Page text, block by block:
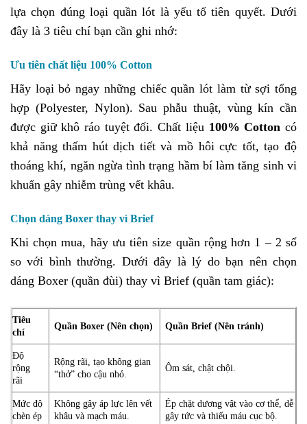
lựa chọn đúng loại quần lót là yếu tố tiên quyết. Dưới
đây là 3 tiêu chí bạn cần ghi nhớ:
Ưu tiên chất liệu 100% Cotton
Hãy loại bỏ ngay những chiếc quần lót làm từ sợi tổng
hợp (Polyester, Nylon). Sau phẫu thuật, vùng kín cần
được giữ khô ráo tuyệt đối. Chất liệu 100% Cotton có
khả năng thấm hút dịch tiết và mồ hôi cực tốt, tạo độ
thoáng khí, ngăn ngừa tình trạng hầm bí làm tăng sinh vi
khuẩn gây nhiễm trùng vết khâu.
Chọn dáng Boxer thay vì Brief
Khi chọn mua, hãy ưu tiên size quần rộng hơn 1 – 2 số
so với bình thường. Dưới đây là lý do bạn nên chọn
dáng Boxer (quần đùi) thay vì Brief (quần tam giác):
Tiêu
chí
Quần Boxer (Nên chọn) Quần Brief (Nên tránh)
Độ
rộng
rãi
Rộng rãi, tạo không gian
“thở” cho cậu nhỏ.
Ôm sát, chật chội.
Mức độ
chèn ép
Không gây áp lực lên vết
khâu và mạch máu.
Ép chặt dương vật vào cơ thể, dễ
gây tức và thiếu máu cục bộ.